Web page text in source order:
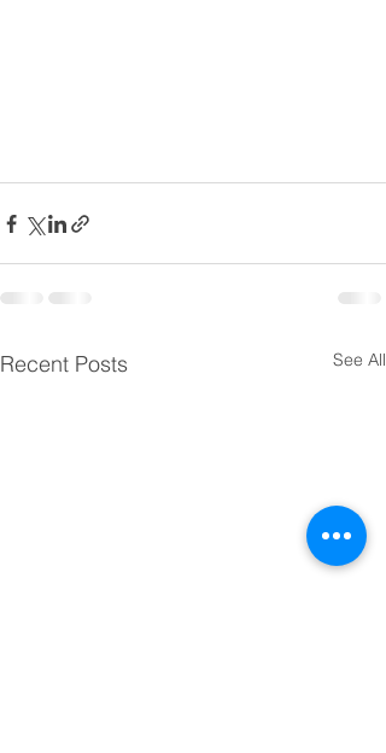
Recent Posts See All